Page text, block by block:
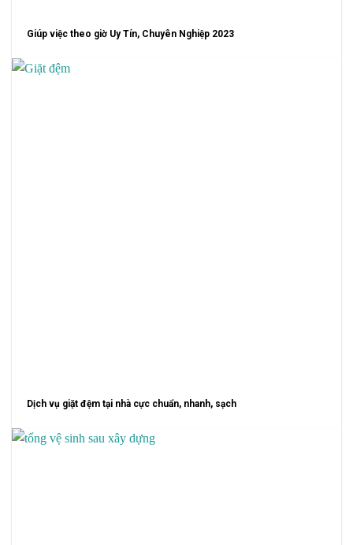
Giúp việc theo giờ Uy Tín, Chuyên Nghiệp 2023
Dịch vụ giặt đệm tại nhà cực chuẩn, nhanh, sạch